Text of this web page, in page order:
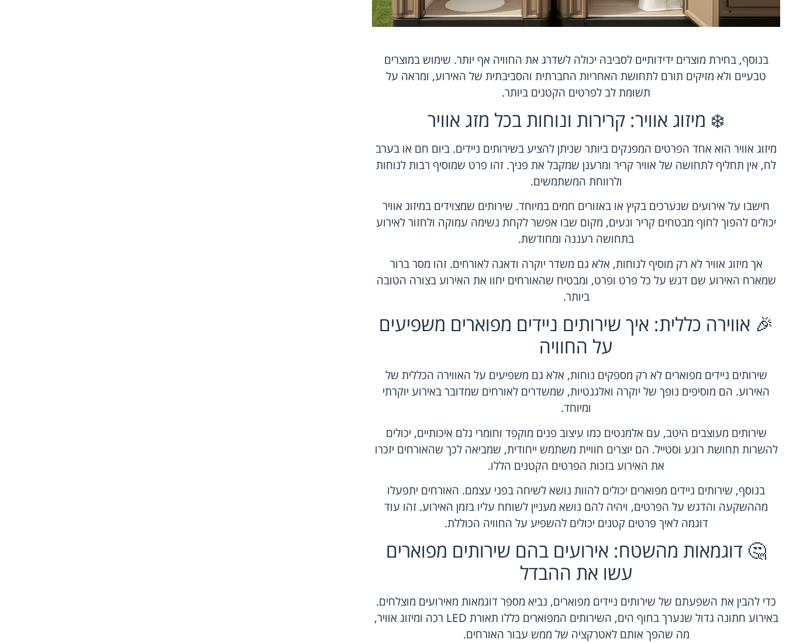
בנוסף, בחירת מוצרים ידידותיים לסביבה יכולה לשדרג את החוויה אף יותר. שימוש במוצרים
טבעיים ולא מזיקים תורם לתחושת האחריות החברתית והסביבתית של האירוע, ומראה על
תשומת לב לפרטים הקטנים ביותר.
❄️ מיזוג אוויר: קרירות ונוחות בכל מזג אוויר
מיזוג אוויר הוא אחד הפרטים המפנקים ביותר שניתן להציע בשירותים ניידים. ביום חם או בערב
לח, אין תחליף לתחושה של אוויר קריר ומרענן שמקבל את פניך. זהו פרט שמוסיף רבות לנוחות
ולרווחת המשתמשים.
חישבו על אירועים שנערכים בקיץ או באזורים חמים במיוחד. שירותים שמצוידים במיזוג אוויר
יכולים להפוך לחוף מבטחים קריר ונעים, מקום שבו אפשר לקחת נשימה עמוקה ולחזור לאירוע
בתחושה רעננה ומחודשת.
אך מיזוג אוויר לא רק מוסיף לנוחות, אלא גם משדר יוקרה ודאגה לאורחים. זהו מסר ברור
שמארח האירוע שם דגש על כל פרט ופרט, ומבטיח שהאורחים יחוו את האירוע בצורה הטובה
ביותר.
🎉 אווירה כללית: איך שירותים ניידים מפוארים משפיעים
על החוויה
שירותים ניידים מפוארים לא רק מספקים נוחות, אלא גם משפיעים על האווירה הכללית של
האירוע. הם מוסיפים נופך של יוקרה ואלגנטיות, שמשדרים לאורחים שמדובר באירוע יוקרתי
ומיוחד.
שירותים מעוצבים היטב, עם אלמנטים כמו עיצוב פנים מוקפד וחומרי גלם איכותיים, יכולים
להשרות תחושת רוגע וסטייל. הם יוצרים חוויית משתמש ייחודית, שמביאה לכך שהאורחים יזכרו
את האירוע בזכות הפרטים הקטנים הללו.
בנוסף, שירותים ניידים מפוארים יכולים להוות נושא לשיחה בפני עצמם. האורחים יתפעלו
מההשקעה והדגש על הפרטים, ויהיה להם נושא מעניין לשוחח עליו בזמן האירוע. זהו עוד
דוגמה לאיך פרטים קטנים יכולים להשפיע על החוויה הכוללת.
🤔 דוגמאות מהשטח: אירועים בהם שירותים מפוארים
עשו את ההבדל
כדי להבין את השפעתם של שירותים ניידים מפוארים, נביא מספר דוגמאות מאירועים מוצלחים.
באירוע חתונה גדול שנערך בחוף הים, השירותים המפוארים כללו תאורת LED רכה ומיזוג אוויר,
מה שהפך אותם לאטרקציה של ממש עבור האורחים.